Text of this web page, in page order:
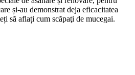
și-au demonstrat deja eficacitatea
să aflați cum scăpaţi de mucegai.